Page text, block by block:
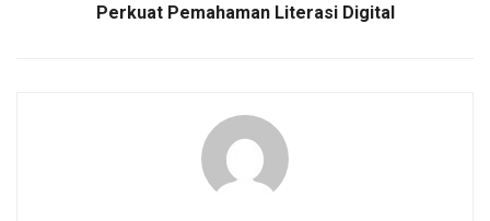
Perkuat Pemahaman Literasi Digital